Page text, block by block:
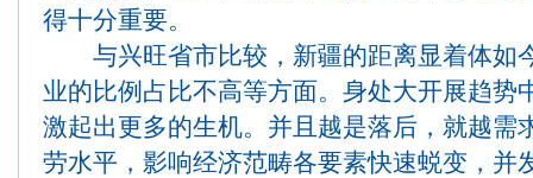
得十分重要。
与兴旺省市比较，新疆的距离显着体如
业的比例占比不高等方面。身处大开展趋势
激起出更多的生机。并且越是落后，就越需
劳水平，影响经济范畴各要素快速蜕变，并